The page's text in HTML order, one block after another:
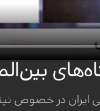
ایران در خصوص